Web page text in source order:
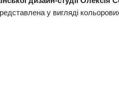
у вигляді